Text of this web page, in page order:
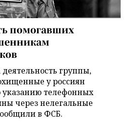
помогавших
группы,
у россиян
указанию телефонных
через нелегальные
в ФСБ.